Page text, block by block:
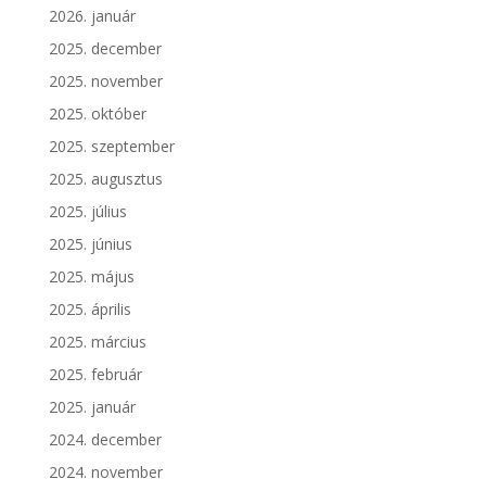
2026. január
2025. december
2025. november
2025. október
2025. szeptember
2025. augusztus
2025. július
2025. június
2025. május
2025. április
2025. március
2025. február
2025. január
2024. december
2024. november